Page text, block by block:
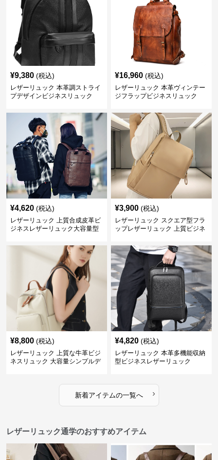
¥9,380 (税込)
レザーリュック 本革調ストライ
プデザインビジネスリュック
¥16,960 (税込)
レザーリュック 本革ヴィンテー
ジフラップビジネスリュック
¥4,620 (税込)
レザーリュック 上質合成皮革ビ
ジネスレザーリュック大容量型
¥3,900 (税込)
レザーリュック スクエア型フラ
ップレザーリュック 上質ビジネ
¥8,800 (税込)
レザーリュック 上質な牛革ビジ
ネスリュック 大容量シンプルデ
¥4,820 (税込)
レザーリュック 本革多機能収納
型ビジネスレザーリュック
新着アイテムの一覧へ ›
レザーリュック通学のおすすめアイテム